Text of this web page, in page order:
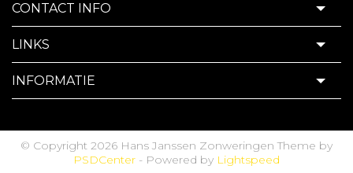
CONTACT INFO
LINKS
INFORMATIE
© Copyright 2026 Hans Janssen Zonweringen Theme by
PSDCenter - Powered by Lightspeed